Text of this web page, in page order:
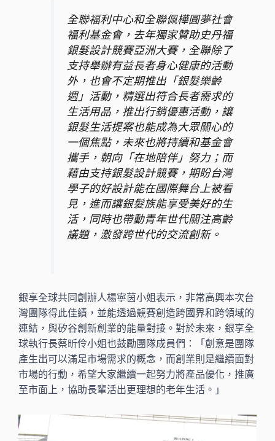
全聯福利中心和全聯佩樺圓夢社會
福利基金會，去年獨家贊助史丹福
銀髮設計競賽亞洲大賽，全聯除了
支持舉辦有益長者身心健康的活動
外，也會不定期推出「銀髮樂齡
週」活動，精選出符合長者需求的
生活用品，推出行銷優惠活動，讓
銀髮生活提案也能成為大眾關心的
一個焦點，未來也將持續和基金會
攜手，朝向「在地陪伴」努力；而
藉由支持銀髮設計競賽，期盼台灣
學子的好設計能在國際舞台上被看
見，進而讓銀髮族能享受美好的生
活，同時也帶動青年世代關注高齡
議題，激發跨世代的交流創新。
銀享全球共同創辦人楊寧茵小姐表示，非常高興本次台
灣團隊得此佳績，並能透過競賽創造跨國界和跨領域的
連結，與矽谷創新創業的能量對接。對於未來，銀享全
球執行長蔡昕伶小姐也鼓勵團隊成員們：「創意是團隊
產生出可以滿足市場需求的概念，而創業則是繼續面對
市場的行動，希望大家繼續一起努力將產品優化，推廣
至市面上，協助長輩活出更理想的老年生活。」